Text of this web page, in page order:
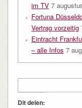
im TV 7
Fortuna
Vertrag vorzeitig
Eintracht
– alle Infos 7
Dit delen: